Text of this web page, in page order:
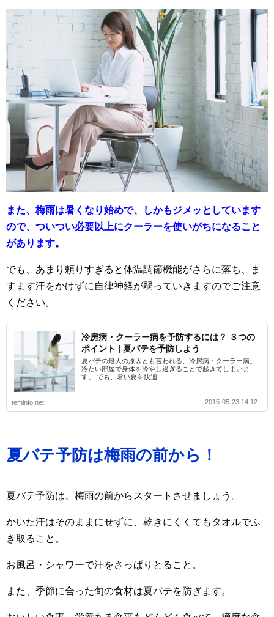
また、梅雨は暑くなり始めで、しかもジメッとしています
ので、ついつい必要以上にクーラーを使いがちになること
があります。
でも、あまり頼りすぎると体温調節機能がさらに落ち、ま
すます汗をかけずに自律神経が弱っていきますのでご注意
ください。
冷房病・クーラー病を予防するには？ ３つの
ポイント | 夏バテを予防しよう
夏バテの最大の原因とも言われる、冷房病・クーラー病。
冷たい部屋で身体を冷やし過ぎることで起きてしまいま
す。 でも、暑い夏を快適...
teminfo.net 2015-05-23 14:12
夏バテ予防は梅雨の前から！
夏バテ予防は、梅雨の前からスタートさせましょう。
かいた汗はそのままにせずに、乾きにくくてもタオルでふ
き取ること。
お風呂・シャワーで汗をさっぱりとること。
また、季節に合った旬の食材は夏バテを防ぎます。